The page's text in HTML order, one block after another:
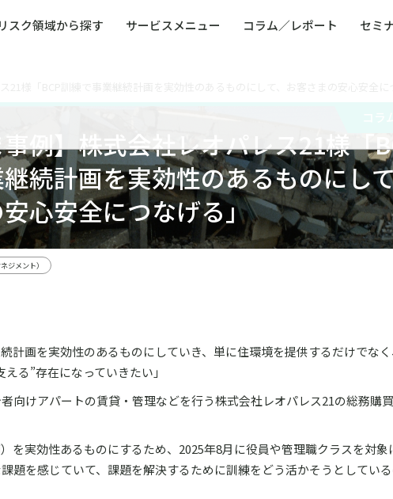
リスク領域から探す サービスメニュー コラム／レポート セミ
タルヘルス・両立支援）
人権・人的資本課題解決支援
安
ども・児童福祉等
全社的リスク管理（ERM）
危
コンプライアンス・内部統制 海外
例】株式会社レオパレス21様「
続計画を実効性のあるものにし
心安全につなげる」
ジメント）
続計画を実効性のあるものにしていき、単に住環境を提供するだけでな
る”存在になっていきたい」
向けアパートの賃貸・管理などを行う株式会社レオパレス21の総務購
を実効性あるものにするため、2025年8月に役員や管理職クラスを対象
題を感じていて、課題を解決するために訓練をどう活かそうとしてい